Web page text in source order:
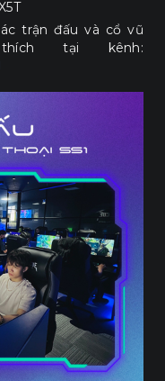
trận đấu và cổ vũ
tại kênh: